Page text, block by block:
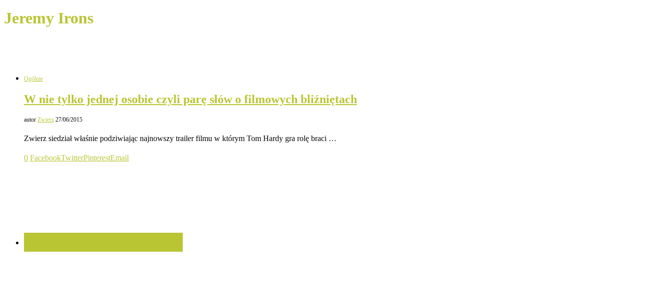
Jeremy Irons
Ogólnie
W nie tylko jednej osobie czyli parę słów o filmowych bliźniętach
autor Zwierz 27/06/2015
Zwierz siedział właśnie podziwiając najnowszy trailer filmu w którym Tom Hardy gra rolę braci …
0 FacebookTwitterPinterestEmail